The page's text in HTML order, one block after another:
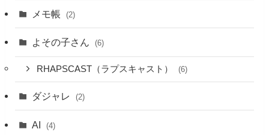
メモ帳 (2)
よその子さん (6)
RHAPSCAST（ラプスキャスト） (6)
ダジャレ (2)
AI (4)